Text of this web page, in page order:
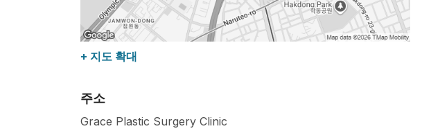
+ 지도 확대
주소
Grace Plastic Surgery Clinic